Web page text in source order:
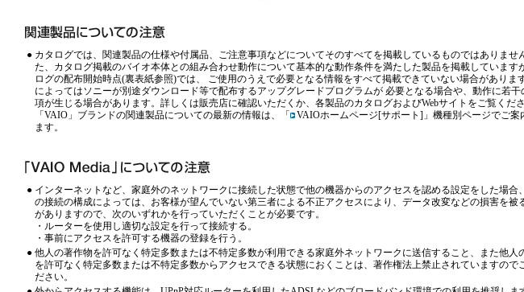
● カタログでは、関連製品の仕様や付属品、ご注意事項などについてそのすべてを掲載しているものではありませ
た、カタログ掲載のバイオ本体との組み合わせ動作について基本的な動作条件を満たした製品を掲載しています
ログの配布開始時点(裏表紙参照)では、 ご使用のうえで必要となる情報をすべて掲載できていない場合がありま
によってはソニーが別途ダウンロード等で配布するアップグレードプログラムが 必要となる場合や、動作に若干
項が生じる場合があります。詳しくは販売店に確認いただくか、各製品のカタログおよびWebサイトをご覧くださ
「VAIO」ブランドの関連製品についての最新の情報は、「
VAIOホームページ[サポート] 」機種別ページでご案
ます。
● インターネットなど、家庭外のネットワークに接続した状態で他の機器からのアクセスを認める設定をした場合
の接続の構成によっては、お客様が望んでいない第三者による不正アクセスにより、データ改変などの損害を被
がありますので、次のいずれかを行っていただくことが必要です。
・ルーターを使用し適切な設定を行って接続する。
・事前にアクセスを許可する機器の登録を行う。
● 他人の著作物を許可なく特定多数または不特定多数が利用できる家庭外ネットワークに送信すること、また他人
を許可なく特定多数または不特定多数からアクセスできる状態におくことは、著作権法上禁止されていますので
ださい。